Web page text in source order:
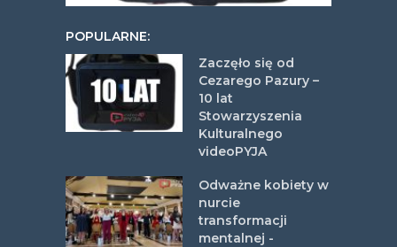
POPULARNE:
Zaczęło się od
Cezarego Pazury –
10 lat
Stowarzyszenia
Kulturalnego
videoPYJA
Odważne kobiety w
nurcie
transformacji
mentalnej -